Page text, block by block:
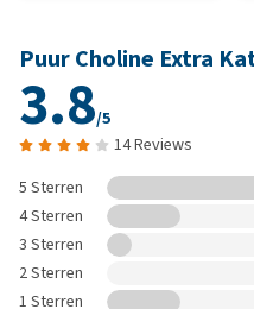
Puur Choline Extra
3.8/5
14 Reviews
5 Sterren
4 Sterren
3 Sterren
2 Sterren
1 Sterren